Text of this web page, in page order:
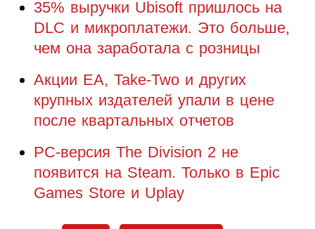
35% выручки Ubisoft пришлось на
DLC и микроплатежи. Это больше,
чем она заработала с розницы
Акции EA, Take-Two и других
крупных издателей упали в цене
после квартальных отчетов
PC-версия The Division 2 не
появится на Steam. Только в Epic
Games Store и Uplay